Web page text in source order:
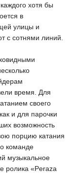
хотя бы
в
улицы и
с сотнями линий.
время. Для
своего
и для парочки
возможность
порцию катания
команде
музыкальное
ролика «Peraza